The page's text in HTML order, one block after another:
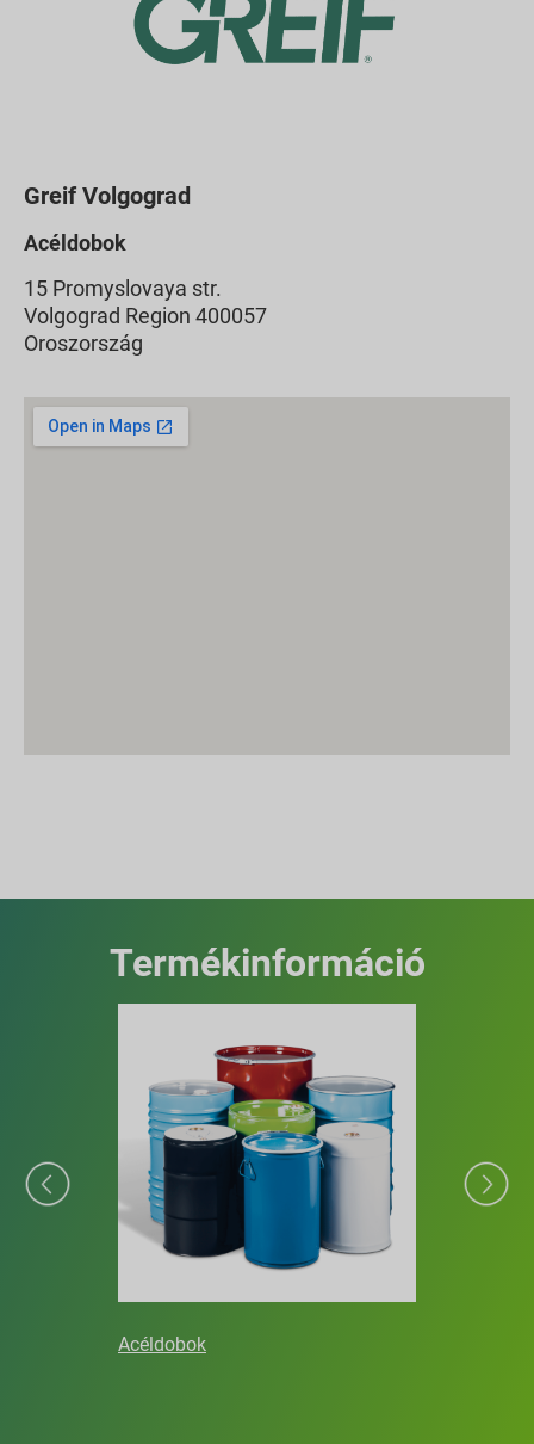
Greif Volgograd
Acéldobok
15 Promyslovaya str.
Volgograd Region 400057
Oroszország
Termékinformáció
Acéldobok